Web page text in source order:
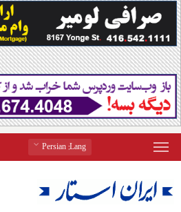
Lang
: Persian